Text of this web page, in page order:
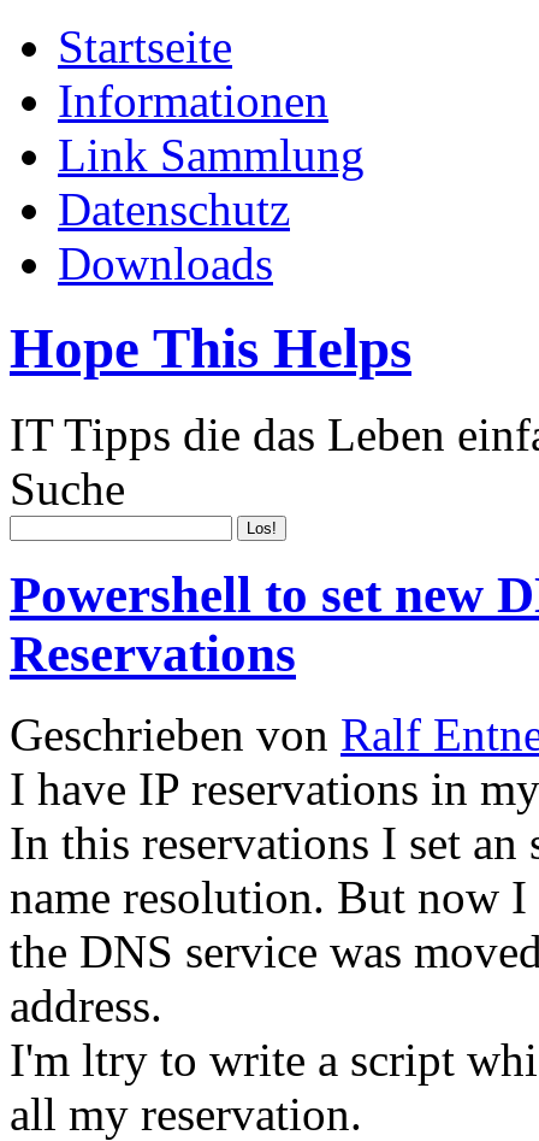
Startseite
Informationen
Link Sammlung
Datenschutz
Downloads
Hope This Helps
IT Tipps die das Leben
Suche
Powershell to set new
Reservations
Geschrieben von Ralf
I have IP reservations in
In this reservations I set
name resolution. But now I
the DNS service was
address.
I'm ltry to write a script
all my reservation.